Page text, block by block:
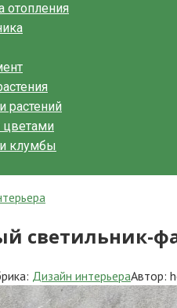
отопления
растений
цветами
клумбы
светильник-
Дизайн интерьераАвтор: